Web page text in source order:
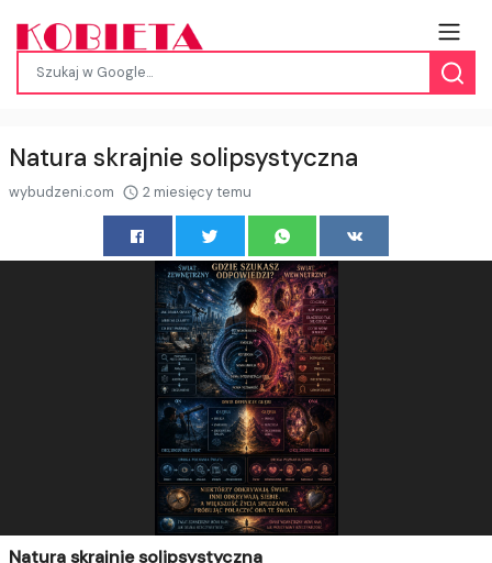
Natura skrajnie solipsystyczna
wybudzeni.com 2 miesięcy temu
Natura skrajnie solipsystyczna